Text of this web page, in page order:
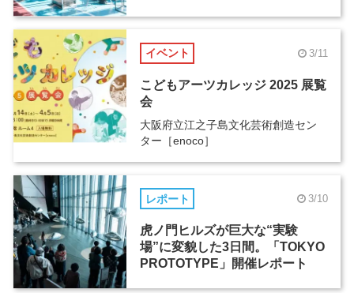
イベント 3/11
こどもアーツカレッジ 2025 展覧
会
大阪府立江之子島文化芸術創造セン
ター［enoco］
レポート 3/10
虎ノ門ヒルズが巨大な“実験
場”に変貌した3日間。「TOKYO
PROTOTYPE」開催レポート